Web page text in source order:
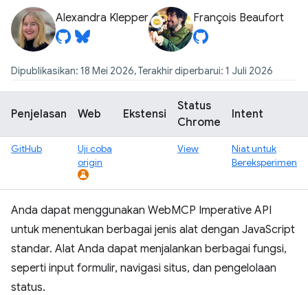
Alexandra Klepper François Beaufort
Dipublikasikan: 18 Mei 2026, Terakhir diperbarui: 1 Juli 2026
Penjelasan Web Ekstensi
Status
Chrome
Intent
GitHub
Uji coba
origin
View
Niat untuk
Bereksperimen
Anda dapat menggunakan WebMCP Imperative API
untuk menentukan berbagai jenis alat dengan JavaScript
standar. Alat Anda dapat menjalankan berbagai fungsi,
seperti input formulir, navigasi situs, dan pengelolaan
status.